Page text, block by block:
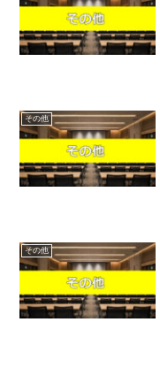
その他
その他